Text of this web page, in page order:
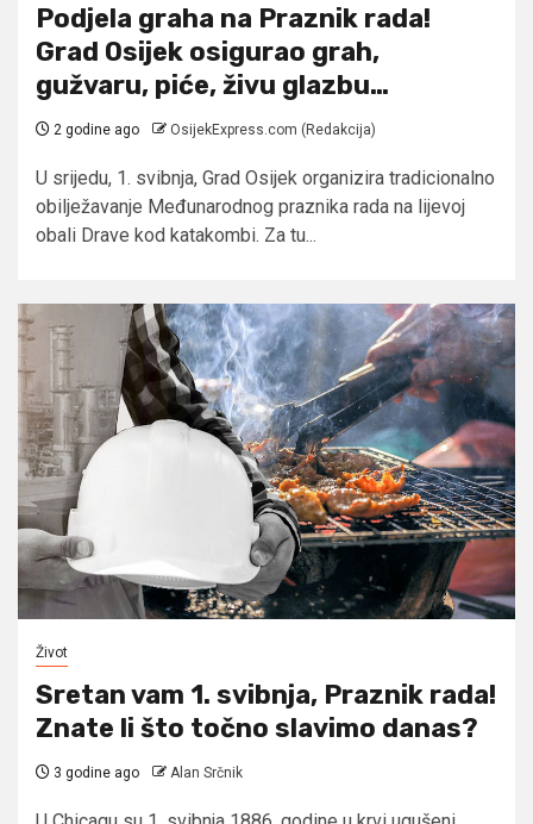
Podjela graha na Praznik rada!
Grad Osijek osigurao grah,
gužvaru, piće, živu glazbu…
2 godine ago OsijekExpress.com (Redakcija)
U srijedu, 1. svibnja, Grad Osijek organizira tradicionalno
obilježavanje Međunarodnog praznika rada na lijevoj
obali Drave kod katakombi. Za tu...
Život
Sretan vam 1. svibnja, Praznik rada!
Znate li što točno slavimo danas?
3 godine ago Alan Srčnik